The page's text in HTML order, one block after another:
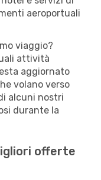
aeroportuali
viaggio?
attività
aggiornato
volano verso
alcuni nostri
durante la
offerte